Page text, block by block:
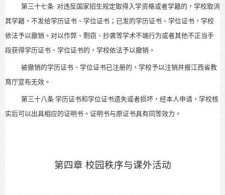
第三十七条 对违反国家招生规定取得入学资格或者学籍的，学校取消
其学籍，不发给学历证书、学位证书；已发的学历证书、学位证书，学校
依法予以撤销。对以作弊、剽窃、抄袭等学术不端行为或者其他不正当手
段获得学历证书、学位证书的，学校依法予以撤销。
被撤销的学历证书、学位证书已注册的，学校予以注销并报江西省教
育厅宣布无效。
第三十八条 学历证书和学位证书遗失或者损坏，经本人申请，学校核
实后可以出具相应的证明书。证明书与原证书具有同等效力。
第四章 校园秩序与课外活动